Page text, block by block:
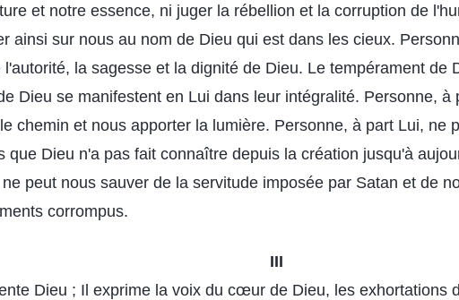
et notre essence, ni juger la rébellion et la corruption de
ainsi sur nous au nom de Dieu qui est dans les cieux.
l'autorité, la sagesse et la dignité de Dieu. Le tempérament de
Dieu se manifestent en Lui dans leur intégralité. Personne, à
chemin et nous apporter la lumière. Personne, à part Lui, ne
que Dieu n'a pas fait connaître depuis la création jusqu'à
peut nous sauver de la servitude imposée par Satan et de
corrompus.
III
Dieu ; Il exprime la voix du cœur de Dieu, les exhortations